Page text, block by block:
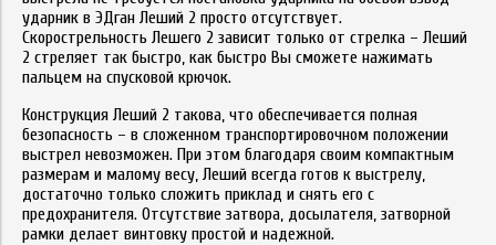
ударник в ЭДган Леший 2 просто отсутствует.
Скорострельность Лешего 2 зависит только от стрелка – Леший
2 стреляет так быстро, как быстро Вы сможете нажимать
пальцем на спусковой крючок.
Конструкция Леший 2 такова, что обеспечивается полная
безопасность – в сложенном транспортировочном положении
выстрел невозможен. При этом благодаря своим компактным
размерам и малому весу, Леший всегда готов к выстрелу,
достаточно только сложить приклад и снять его с
предохранителя. Отсутствие затвора, досылателя, затворной
рамки делает винтовку простой и надежной.